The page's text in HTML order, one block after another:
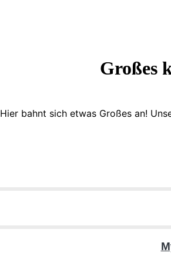
Großes
Hier bahnt sich etwas Großes an!